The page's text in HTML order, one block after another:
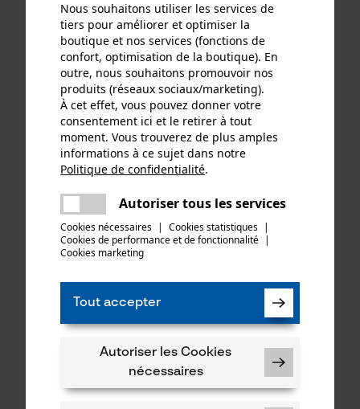
Tableau des tailles
Nous souhaitons utiliser les services de
tiers pour améliorer et optimiser la
boutique et nos services (fonctions de
confort, optimisation de la boutique). En
outre, nous souhaitons promouvoir nos
produits (réseaux sociaux/marketing).
À cet effet, vous pouvez donner votre
consentement ici et le retirer à tout
moment. Vous trouverez de plus amples
informations à ce sujet dans notre
Politique de confidentialité.
Autoriser tous les services
Cookies nécessaires | Cookies statistiques |
Cookies de performance et de fonctionnalité |
Cookies marketing
Tout accepter
Autoriser les Cookies
nécessaires
Une erreur s'est produite. Veuillez
essayer encore.
partager
partager
mail